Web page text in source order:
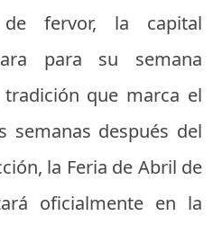
fervor, la capital
para su semana
que marca el
semanas después del
la Feria de Abril de
oficialmente en la